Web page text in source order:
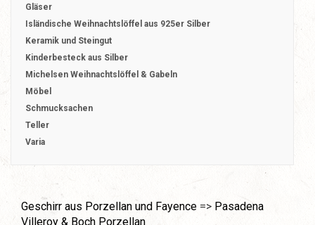
Gläser
Isländische Weihnachtslöffel aus 925er Silber
Keramik und Steingut
Kinderbesteck aus Silber
Michelsen Weihnachtslöffel & Gabeln
Möbel
Schmucksachen
Teller
Varia
Geschirr aus Porzellan und Fayence => Pasadena
Villeroy & Boch Porzellan